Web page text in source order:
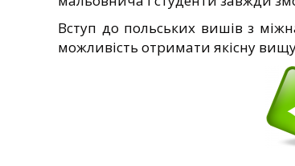
Вступ до польських вишів з
можливість отримати якісну вищу